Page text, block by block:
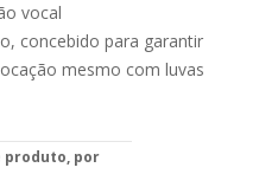
vocal
concebido para garantir
mesmo com luvas
produto, por